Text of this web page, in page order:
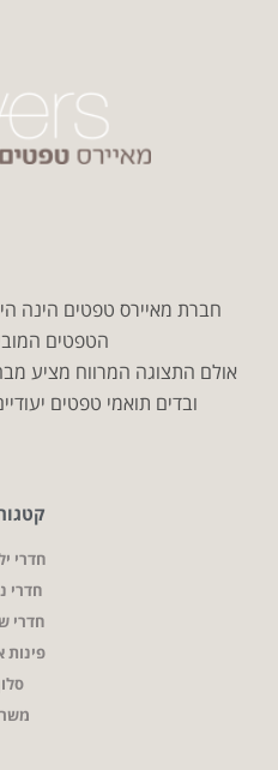
חברת מאיירס טפטים הינה
הטפטים
אולם התצוגה המרווח מציע
ובדים תואמי טפטים
חדרי
חדרי
חדרי
פינות
סלון